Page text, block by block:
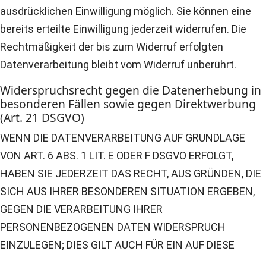
ausdrücklichen Einwilligung möglich. Sie können eine
bereits erteilte Einwilligung jederzeit widerrufen. Die
Rechtmäßigkeit der bis zum Widerruf erfolgten
Datenverarbeitung bleibt vom Widerruf unberührt.
Widerspruchsrecht gegen die Datenerhebung in
besonderen Fällen sowie gegen Direktwerbung
(Art. 21 DSGVO)
WENN DIE DATENVERARBEITUNG AUF GRUNDLAGE
VON ART. 6 ABS. 1 LIT. E ODER F DSGVO ERFOLGT,
HABEN SIE JEDERZEIT DAS RECHT, AUS GRÜNDEN, DIE
SICH AUS IHRER BESONDEREN SITUATION ERGEBEN,
GEGEN DIE VERARBEITUNG IHRER
PERSONENBEZOGENEN DATEN WIDERSPRUCH
EINZULEGEN; DIES GILT AUCH FÜR EIN AUF DIESE